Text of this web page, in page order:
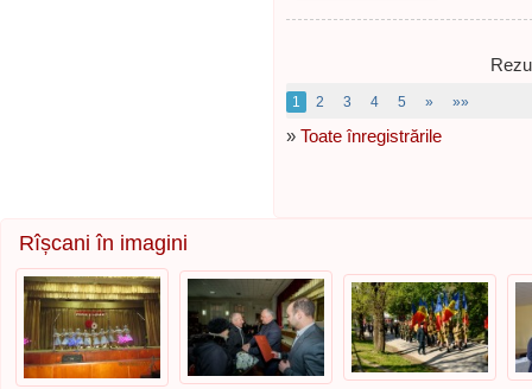
1 2 3 4 5 » »»
» Toate înregistrările
Rîșcani în imagini